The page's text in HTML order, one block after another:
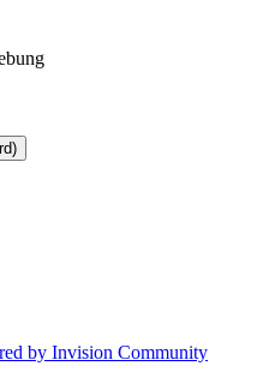
by Invision Community